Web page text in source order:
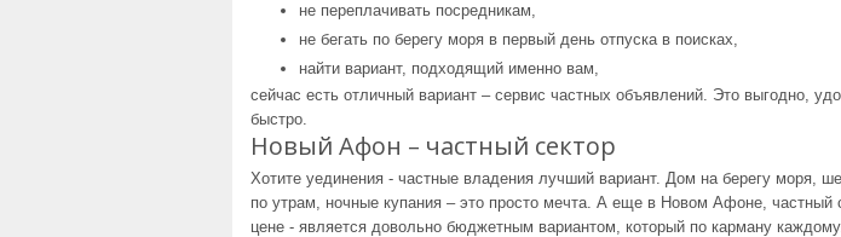
не переплачивать посредникам,
не бегать по берегу моря в первый день отпуска в поисках,
найти вариант, подходящий именно вам,
сейчас есть отличный вариант – сервис частных объявлений. Это выгодно,
быстро.
Новый Афон – частный сектор
Хотите уединения - частные владения лучший вариант. Дом на берегу моря,
по утрам, ночные купания – это просто мечта. А еще в Новом Афоне, частный
цене - является довольно бюджетным вариантом, который по карману